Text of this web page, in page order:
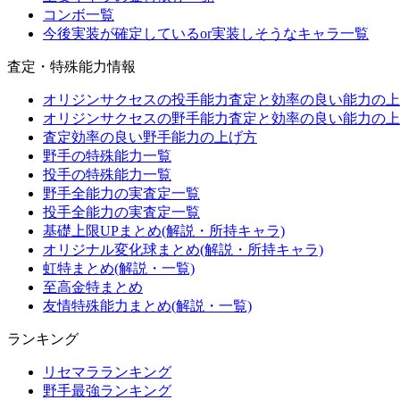
コンボ一覧
今後実装が確定しているor実装しそうなキャラ一覧
査定・特殊能力情報
オリジンサクセスの投手能力査定と効率の良い能力の
オリジンサクセスの野手能力査定と効率の良い能力の
査定効率の良い野手能力の上げ方
野手の特殊能力一覧
投手の特殊能力一覧
野手全能力の実査定一覧
投手全能力の実査定一覧
基礎上限UPまとめ(解説・所持キャラ)
オリジナル変化球まとめ(解説・所持キャラ)
虹特まとめ(解説・一覧)
至高金特まとめ
友情特殊能力まとめ(解説・一覧)
ランキング
リセマラランキング
野手最強ランキング